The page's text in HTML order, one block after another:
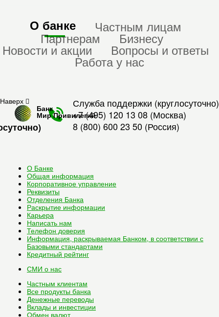
О банке Частным лицам
Партнерам Бизнесу
Новости и акции Вопросы и ответы
Работа у нас
Служба поддержки (круглосуточно)
+7 (495) 120 13 08 (Москва)
8 (800) 600 23 50 (Россия)
Наверх
Банк
Мир Привилегий
О Банке
Общая информация
Корпоративное управление
Реквизиты
Отделения Банка
Раскрытие информации
Карьера
Написать нам
Телефон доверия
Информация, раскрываемая Банком, в соответствии с
Базовыми стандартами
Кредитный рейтинг
СМИ о нас
Частным клиентам
Все продукты банка
Денежные переводы
Вклады и инвестиции
Обмен валют